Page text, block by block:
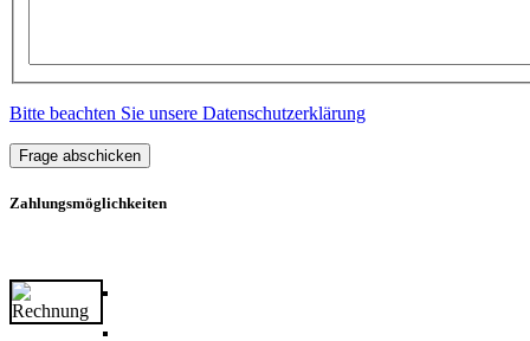
Bitte beachten Sie unsere Datenschutzerklärung
Frage abschicken
Zahlungsmöglichkeiten